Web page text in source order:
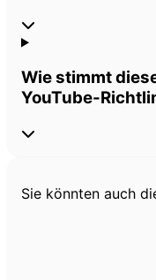
Wie stimmt
YouTube-
Sie könnten auch